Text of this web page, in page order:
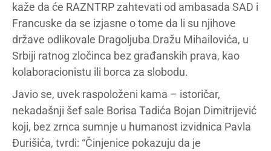
kaže da će RAZNTRP zahtevati od ambasada SAD i
Francuske da se izjasne o tome da li su njihove
države odlikovale Dragoljuba Dražu Mihailovića, u
Srbiji ratnog zločinca bez građanskih prava, kao
kolaboracionistu ili borca za slobodu.
Javio se, uvek raspoloženi kama – istoričar,
nekadašnji šef sale Borisa Tadića Bojan Dimitrijević
koji, bez zrnca sumnje u humanost izvidnica Pavla
Đurišića, tvrdi: “Činjenice pokazuju da je